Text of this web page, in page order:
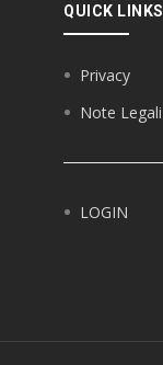
QUICK LINKS
Privacy
Note Legali
LOGIN